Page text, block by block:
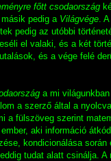
főtt csodaország
másik pedig a Világvége .
pedig az utóbbi
el valaki, és a két
és a vége felé
a mi
a szerző által a
a fülszöveg szerint
aki információ
kondicionálása
tudat alatt csinálja. A